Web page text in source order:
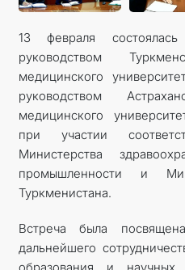
13 февраля
руководством
медицинского
руководством
медицинского
при участии
Министерства
промышленности и
Туркменистана.
Встреча была
дальнейшего